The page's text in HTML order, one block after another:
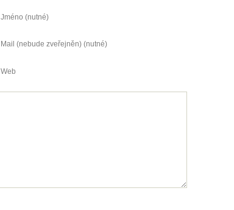
Jméno (nutné)
Mail (nebude zveřejněn) (nutné)
Web